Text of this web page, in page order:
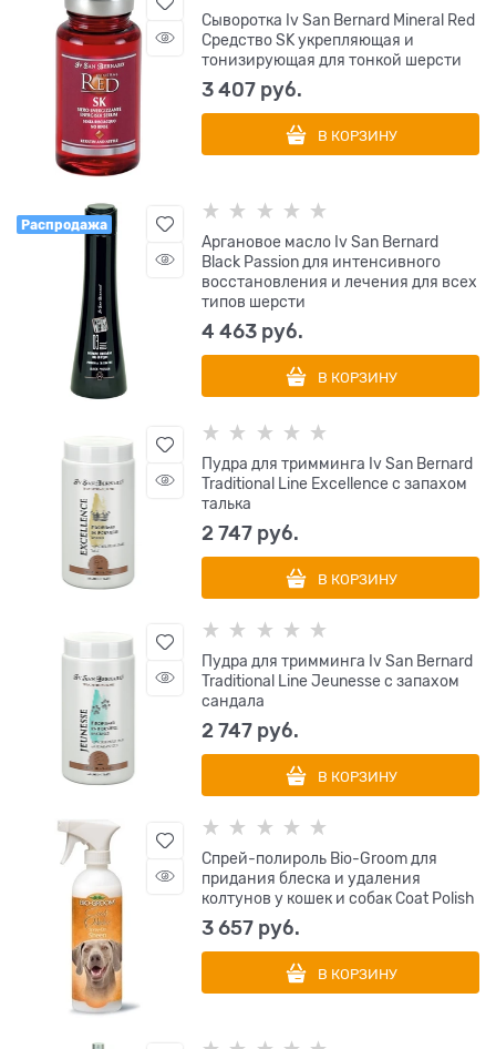
Сыворотка Iv San Bernard Mineral Red
Средство SK укрепляющая и
тонизирующая для тонкой шерсти
3 407 руб.
В КОРЗИНУ
Распродажа
Аргановое масло Iv San Bernard
Black Passion для интенсивного
восстановления и лечения для всех
типов шерсти
4 463 руб.
В КОРЗИНУ
Пудра для тримминга Iv San Bernard
Traditional Line Excellence с запахом
талька
2 747 руб.
В КОРЗИНУ
Пудра для тримминга Iv San Bernard
Traditional Line Jeunesse с запахом
сандала
2 747 руб.
В КОРЗИНУ
Спрей-полироль Bio-Groom для
придания блеска и удаления
колтунов у кошек и собак Coat Polish
3 657 руб.
В КОРЗИНУ